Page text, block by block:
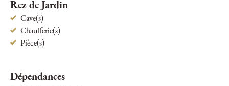
Rez de Jardin
Cave(s)
Chaufferie(s)
Pièce(s)
Dépendances